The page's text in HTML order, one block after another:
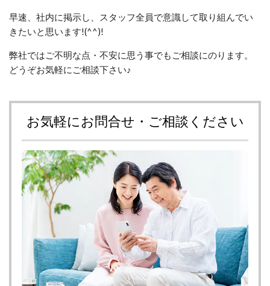
早速、社内に掲示し、スタッフ全員で意識して取り組んでい
きたいと思います!(^^)!
弊社ではご不明な点・不安に思う事でもご相談にのります。
どうぞお気軽にご相談下さい♪
お気軽にお問合せ・ご相談ください